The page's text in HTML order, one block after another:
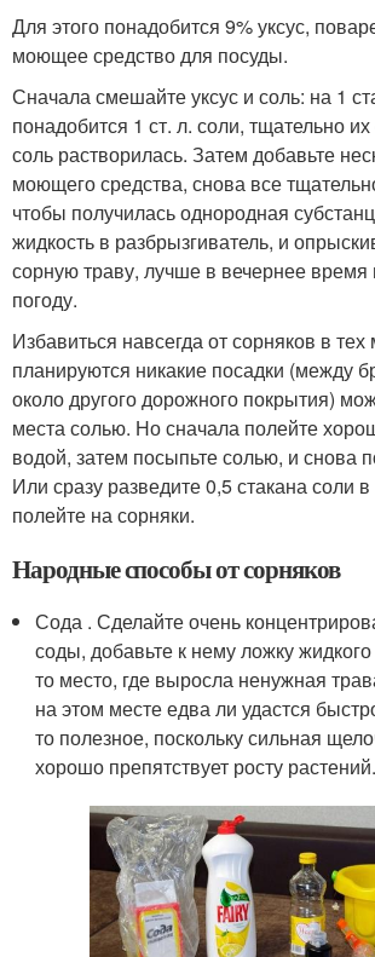
Для этого понадобится 9% уксус,
моющее средство для посуды.
Сначала смешайте уксус и соль: на 1
понадобится 1 ст. л. соли, тщательно
соль растворилась. Затем добавьте
моющего средства, снова все
чтобы получилась однородная
жидкость в разбрызгиватель, и
сорную траву, лучше в вечернее
погоду.
Избавиться навсегда от сорняков в тех
планируются никакие посадки (между
около другого дорожного покрытия)
места солью. Но сначала полейте
водой, затем посыпьте солью, и снова
Или сразу разведите 0,5 стакана соли
полейте на сорняки.
Народные способы от сорняков
Сода . Сделайте очень
соды, добавьте к нему ложку
то место, где выросла ненужная
на этом месте едва ли удастся
то полезное, поскольку сильная
хорошо препятствует росту растений.